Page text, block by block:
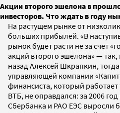
Акции второго эшелона в
инвесторов. Что ждать в году
На растущем рынке от
больших прибылей. «В
рынок будет расти не за счет
акций второго эшелона» —
назад Алексей Шкрапкин,
управляющей компании
финансиста, который работает
ВТБ, не оправдался: за 2006
Сбербанка и РАО ЕЭС выросли